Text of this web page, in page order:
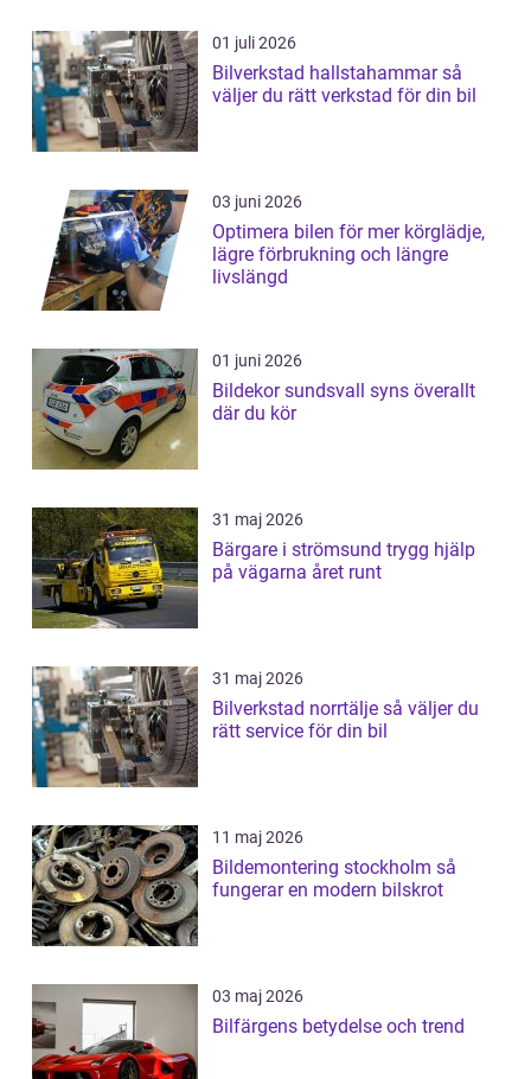
01 juli 2026
Bilverkstad hallstahammar så
väljer du rätt verkstad för din bil
03 juni 2026
Optimera bilen för mer körglädje,
lägre förbrukning och längre
livslängd
01 juni 2026
Bildekor sundsvall syns överallt
där du kör
31 maj 2026
Bärgare i strömsund trygg hjälp
på vägarna året runt
31 maj 2026
Bilverkstad norrtälje så väljer du
rätt service för din bil
11 maj 2026
Bildemontering stockholm så
fungerar en modern bilskrot
03 maj 2026
Bilfärgens betydelse och trend